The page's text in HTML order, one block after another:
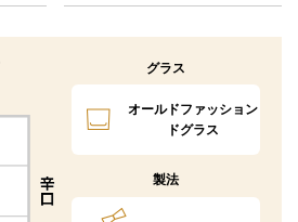
グラス
オールドファッション
ドグラス
製法